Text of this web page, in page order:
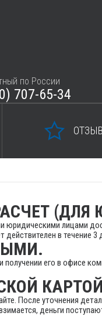
по России
707-65-34
юридическими лицами
в течение
его в офисе
После уточнения
деньги